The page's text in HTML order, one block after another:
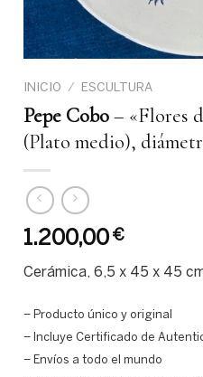
INICIO / ESCULTURA
Pepe Cobo– «Flores
(Plato medio),
1.200,00 €
Cerámica, 6,5 x 45 x 45
– Producto único y original
– Incluye Certificado de
– Envíos a todo el mundo